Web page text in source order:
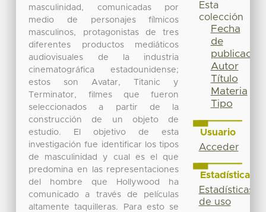
masculinidad, comunicadas por
medio de personajes fílmicos
masculinos, protagonistas de tres
diferentes productos mediáticos
audiovisuales de la industria
cinematográfica estadounidense;
estos son Avatar, Titanic y
Terminator, filmes que fueron
seleccionados a partir de la
construcción de un objeto de
estudio. El objetivo de esta
investigación fue identificar los tipos
de masculinidad y cual es el que
predomina en las representaciones
del hombre que Hollywood ha
comunicado a través de películas
altamente taquilleras. Para esto se
Esta
colección
Fecha
de
publicación
Autor
Título
Materia
Tipo
Usuario
Acceder
Estadísticas
Estadísticas
de uso